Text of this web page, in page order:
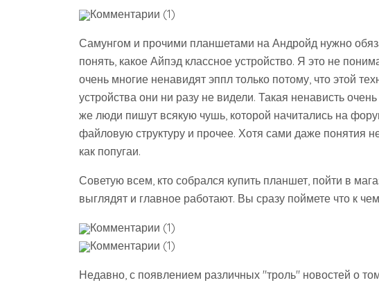
Комментарии (1)
Самунгом и прочими планшетами на Андройд нужно
понять, какое Айпэд классное устройство. Я это не
очень многие ненавидят эппл только потому, что этой
устройства они ни разу не видели. Такая ненависть
же люди пишут всякую чушь, которой начитались на
файловую структуру и прочее. Хотя сами даже понятия
как попугаи.
Советую всем, кто собрался купить планшет, пойти в
выглядят и главное работают. Вы сразу поймете что к
Комментарии (1)
Комментарии (1)
Недавно, с появлением различных "троль" новостей о